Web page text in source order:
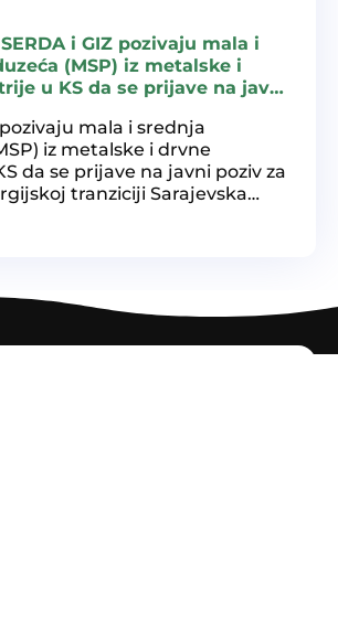
i GIZ pozivaju mala i
(MSP) iz metalske i
u KS da se prijave na javni
pozivaju mala i srednja
iz metalske i drvne
da se prijave na javni poziv za
tranziciji Sarajevska
agencija SERDA objavila
za sufinansiranje mjera